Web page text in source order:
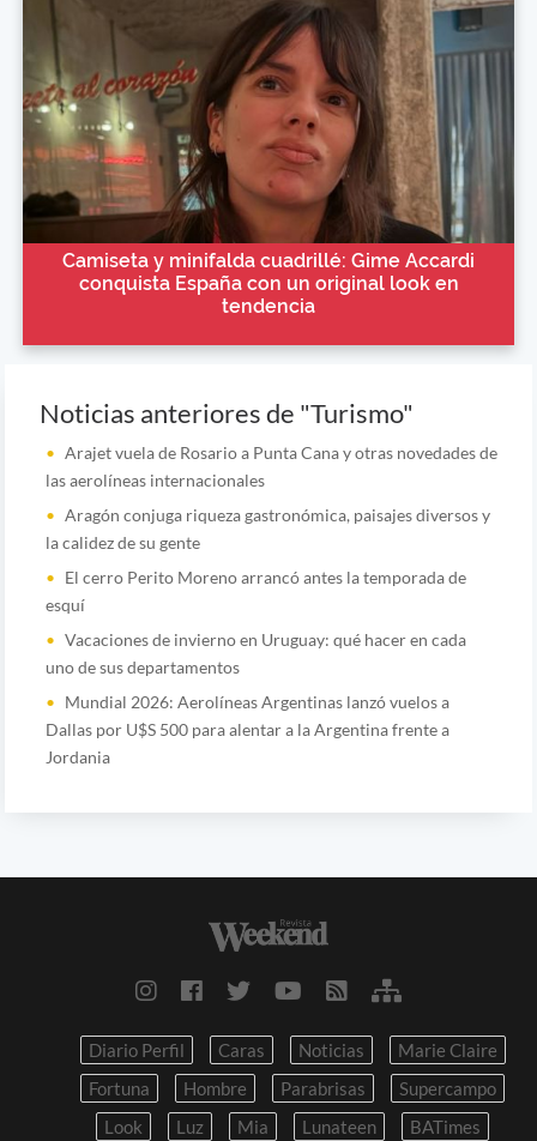
Camiseta y minifalda cuadrillé: Gime Accardi
conquista España con un original look en
tendencia
Noticias anteriores de "Turismo"
Arajet vuela de Rosario a Punta Cana y otras novedades de
las aerolíneas internacionales
Aragón conjuga riqueza gastronómica, paisajes diversos y
la calidez de su gente
El cerro Perito Moreno arrancó antes la temporada de
esquí
Vacaciones de invierno en Uruguay: qué hacer en cada
uno de sus departamentos
Mundial 2026: Aerolíneas Argentinas lanzó vuelos a
Dallas por U$S 500 para alentar a la Argentina frente a
Jordania
Diario Perfil Caras Noticias
Marie Claire
Fortuna
Hombre Parabrisas
Supercampo
Look
Luz Mia Lunateen BATimes